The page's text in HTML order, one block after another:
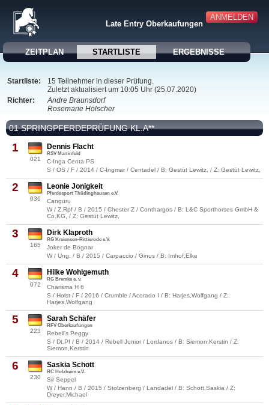
ANMELDEN
Late Entry Oberkaufungen
ZEITPLAN STARTLISTE ERGEBNISSE
Startliste:
15 Teilnehmer in dieser Prüfung.
Zuletzt aktualisiert um 10:05 Uhr (25.07.2020)
Richter:
Andre Braunsdorf
Rosemarie Hölscher
01 SPRINGPFERDEPRÜFUNG KL.A**
1
021
Dennis Flacht
RSV Martinfeld
C-Inga Centa PS
S / OS / F / 2014 / C-Ingmar / Centadel / B: Gestüt Lewitz, / Z: Gestüt Lewitz,
2
036
Leonie Jonigkeit
Pferdesport Thüdinghausen e.V.
Canguru
W / Z.Rpf / B / 2015 / Chester Z / Conthargos / B: L&C Sporthorses GmbH &
Co.KG, / Z: Gestüt Lewitz,
3
165
Dirk Klaproth
RG Kreiensen-Rittierode e.V.
Joker de Bognar
W / Ung. / B / 2015 / Carpaccio / Ginus / B: Imhof,Elke
4
072
Hilke Wohlgemuth
RG Bremke e. v.
Charisma H 6
S / Holst / F / 2016 / Crumble / Acorado I / B: Harjes,Wolfgang / Z:
Harjes,Wolfgang
5
223
Sarah Schäfer
RFV Oberkaufungen
Rebell's Peggy
S / Dt.Pf / B / 2014 / Rebell Junior / Lordanos / B: Siemon,Kerstin / Z:
Siemon,Kerstin
6
230
Saskia Schott
RC Holzheim e.V.
Sir Seppel
W / Hann / B / 2015 / Stolzenberg / Landadel / B: Schott,Saskia / Z:
Dreyer,Michael